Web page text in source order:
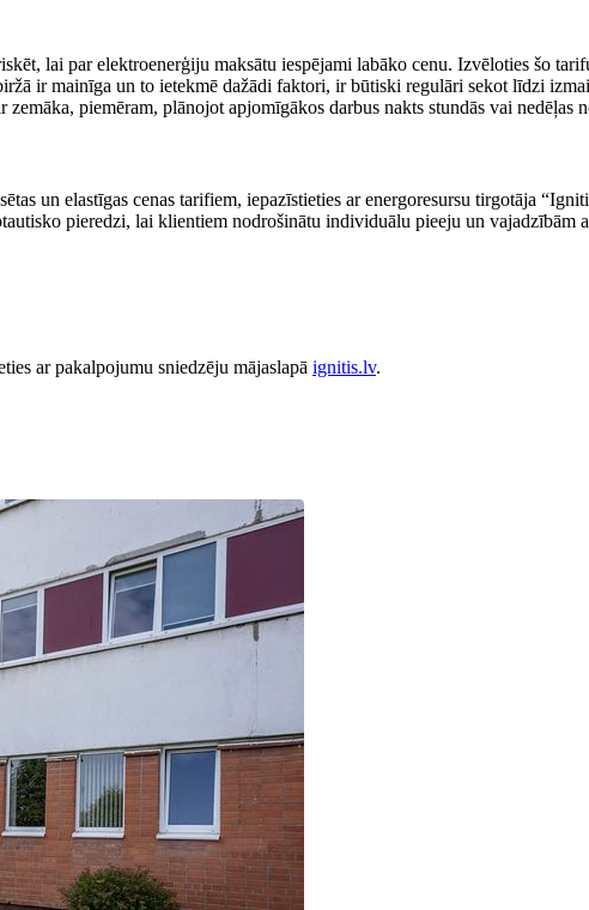
lai par elektroenerģiju maksātu iespējami labāko cenu. Izvēloties šo
ir mainīga un to ietekmē dažādi faktori, ir būtiski regulāri sekot līdzi
piemēram, plānojot apjomīgākos darbus nakts stundās vai nedēļas
un elastīgas cenas tarifiem, iepazīstieties ar energoresursu tirgotāja
pieredzi, lai klientiem nodrošinātu individuālu pieeju un vajadzībām
ar pakalpojumu sniedzēju mājaslapā ignitis.lv.